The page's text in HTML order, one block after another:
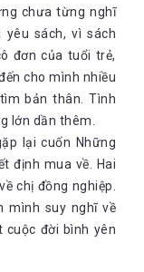
chưa từng nghĩ
yêu sách, vì sách
đơn của tuổi trẻ,
cho mình nhiều
bản thân. Tình
lớn dần thêm.
lại cuốn Những
định mua về. Hai
chị đồng nghiệp.
mình suy nghĩ về
cuộc đời bình yên